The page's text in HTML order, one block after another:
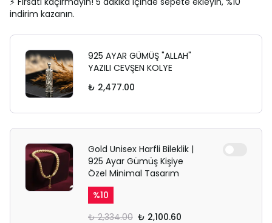
indirim kazanın.
925 AYAR GÜMÜŞ "ALLAH"
YAZILI CEVŞEN KOLYE
₺ 2,477.00
Gold Unisex Harfli Bileklik |
925 Ayar Gümüş Kişiye
Özel Minimal Tasarım
%10
₺ 2,334.00 ₺ 2,100.60